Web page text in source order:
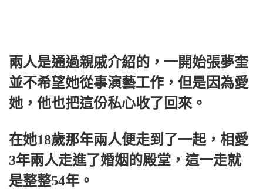
兩人是通過親戚介紹的，一開始張夢奎
並不希望她從事演藝工作，但是因為愛
她，他也把這份私心收了回來。
在她18歲那年兩人便走到了一起，相愛
3年兩人走進了婚姻的殿堂，這一走就
是整整54年。